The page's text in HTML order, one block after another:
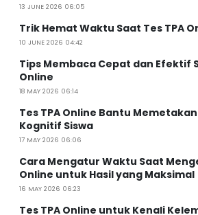
13 JUNE 2026 06:05
Trik Hemat Waktu Saat Tes TPA
10 JUNE 2026 04:42
Tips Membaca Cepat dan Efektif
Online
18 MAY 2026 06:14
Tes TPA Online Bantu
Kognitif Siswa
17 MAY 2026 06:06
Cara Mengatur Waktu Saat
Online untuk Hasil yang Maksimal
16 MAY 2026 06:23
Tes TPA Online untuk Kenali